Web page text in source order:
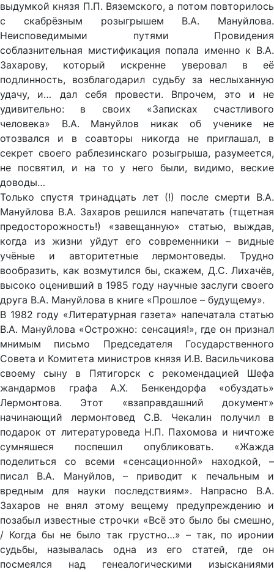
выдумкой князя П.П. Вяземского, а потом повторилось
с скабрёзным розыгрышем В.А. Мануйлова.
Неисповедимыми путями Провидения
соблазнительная мистификация попала именно к В.А.
Захарову, который искренне уверовал в её
подлинность, возблагодарил судьбу за неслыханную
удачу, и… дал себя провести. Впрочем, это и не
удивительно: в своих «Записках счастливого
человека» В.А. Мануйлов никак об ученике не
отозвался и в соавторы никогда не приглашал, в
секрет своего раблезинскаго розыгрыша, разумеется,
не посвятил, и на то у него были, видимо, веские
доводы…
Только спустя тринадцать лет (!) после смерти В.А.
Мануйлова В.А. Захаров решился напечатать (тщетная
предосторожность!) «завещанную» статью, выждав,
когда из жизни уйдут его современники – видные
учёные и авторитетные лермонтоведы. Трудно
вообразить, как возмутился бы, скажем, Д.С. Лихачёв,
высоко оценивший в 1985 году научные заслуги своего
друга В.А. Мануйлова в книге «Прошлое – будущему».
В 1982 году «Литературная газета» напечатала статью
В.А. Мануйлова «Острожно: сенсация!», где он признал
мнимым письмо Председателя Государственного
Совета и Комитета министров князя И.В. Васильчикова
своему сыну в Пятигорск с рекомендацией Шефа
жандармов графа А.X. Бенкендорфа «обуздать»
Лермонтова. Этот «взаправдашний документ»
начинающий лермонтовед С.В. Чекалин получил в
подарок от литературоведа Н.П. Пахомова и ничтоже
сумняшеся поспешил опубликовать. «Жажда
поделиться со всеми «сенсационной» находкой, –
писал В.А. Мануйлов, – приводит к печальным и
вредным для науки последствиям». Напрасно В.А.
Захаров не внял этому вещему предупреждению и
позабыл известные строчки «Всё это было бы смешно,
/ Когда бы не было так грустно…» – так, по иронии
судьбы, называлась одна из его статей, где он
посмеялся над генеалогическими изысканиями